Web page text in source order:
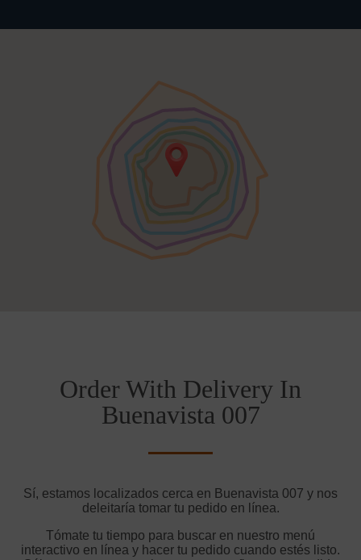
Order With Delivery In
Buenavista 007
Sí, estamos localizados cerca en Buenavista 007 y nos
deleitaría tomar tu pedido en línea.
Tómate tu tiempo para buscar en nuestro menú
interactivo en línea y hacer tu pedido cuando estés listo.